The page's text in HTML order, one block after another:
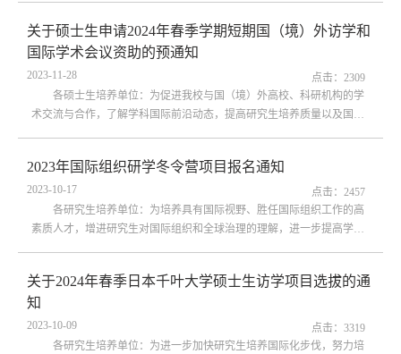
Kong，简称 “港大”（HKU），是中国香港的一所综合性国际化公立研
究型大学，有亚洲“常春藤”之称，2024QS世界大学排名全球排第26位。
澳门大学是澳门一所国际...
关于硕士生申请2024年春季学期短期国（境）外访学和
国际学术会议资助的预通知
2023-11-28 点击： 2309
各硕士生培养单位：为促进我校与国（境）外高校、科研机构的学
术交流与合作，了解学科国际前沿动态，提高研究生培养质量以及国际
学期硕士生申请有关项目资助工作预通知如下（详见附件文件）：一、
硕士生可申请的项目类型1.短期国（境）外访学项目2.国际学术会议
（1）境内国际学术会议（2）境外...
2023年国际组织研学冬令营项目报名通知
2023-10-17 点击： 2457
各研究生培养单位：为培养具有国际视野、胜任国际组织工作的高
素质人才，增进研究生对国际组织和全球治理的理解，进一步提高学校
1.项目概况中国高校学生将变身中华文化的传播者，传承“丝绸之路”的
文化传播精神，前往法国巴黎围绕科学技术与传统知识、语言与文学、
艺术与音乐、经济与贸易等主...
关于2024年春季日本千叶大学硕士生访学项目选拔的通
知
2023-10-09 点击： 3319
​各研究生培养单位：为进一步加快研究生培养国际化步伐，努力培